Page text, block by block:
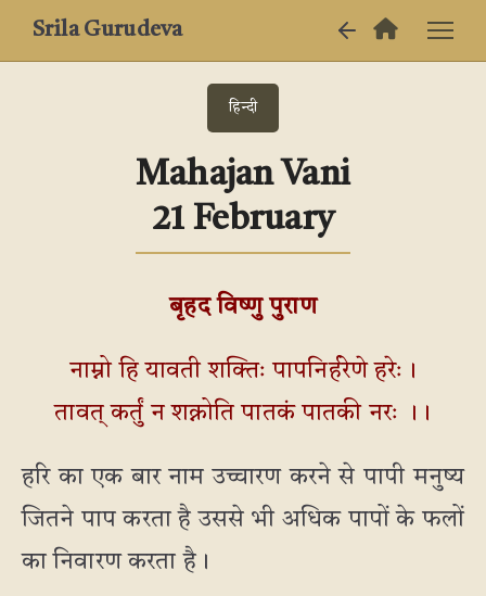
Srila Gurudeva
हिन्दी
Mahajan Vani
21 February
बृहद विष्णु पुराण
नाम्नो हि यावती शक्तिः पापनिर्हरेणे हरेः।
तावत् कर्तुं न शक्नोति पातकं पातकी नरः ।।
हरि का एक बार नाम उच्चारण करने से पापी मनुष्य
जितने पाप करता है उससे भी अधिक पापों के फलों
का निवारण करता है।